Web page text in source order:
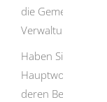
die Gemeinde-/
Haben Sie als
Hauptwohnsitz im
deren Bezirk die